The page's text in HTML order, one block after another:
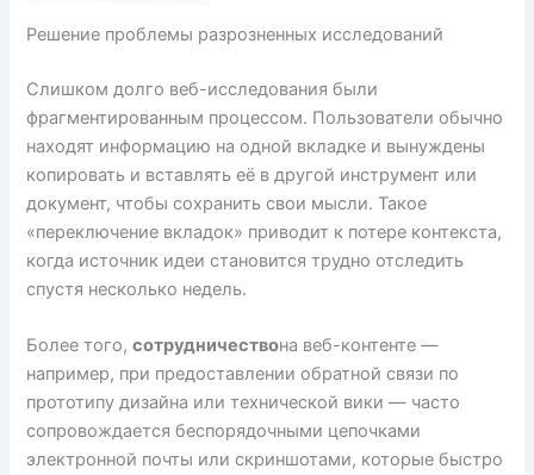
Решение проблемы разрозненных исследований
Слишком долго веб-исследования были
фрагментированным процессом. Пользователи обычно
находят информацию на одной вкладке и вынуждены
копировать и вставлять её в другой инструмент или
документ, чтобы сохранить свои мысли. Такое
«переключение вкладок» приводит к потере контекста,
когда источник идеи становится трудно отследить
спустя несколько недель.
Более того,сотрудничествона веб-контенте —
например, при предоставлении обратной связи по
прототипу дизайна или технической вики — часто
сопровождается беспорядочными цепочками
электронной почты или скриншотами, которые быстро